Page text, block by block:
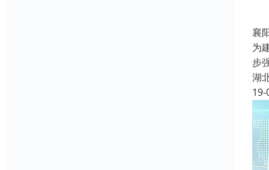
襄
为
步
湖
19-